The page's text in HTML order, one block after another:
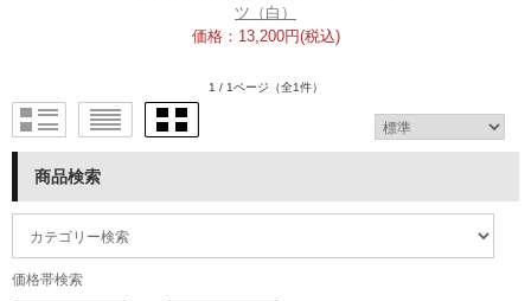
ツ（白）
価格：13,200円(税込)
1 / 1ページ （全1件）
商品検索
価格帯検索